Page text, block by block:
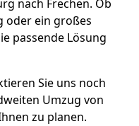
nach Frechen. Ob
oder ein großes
passende Lösung
Sie uns noch
Umzug von
zu planen.